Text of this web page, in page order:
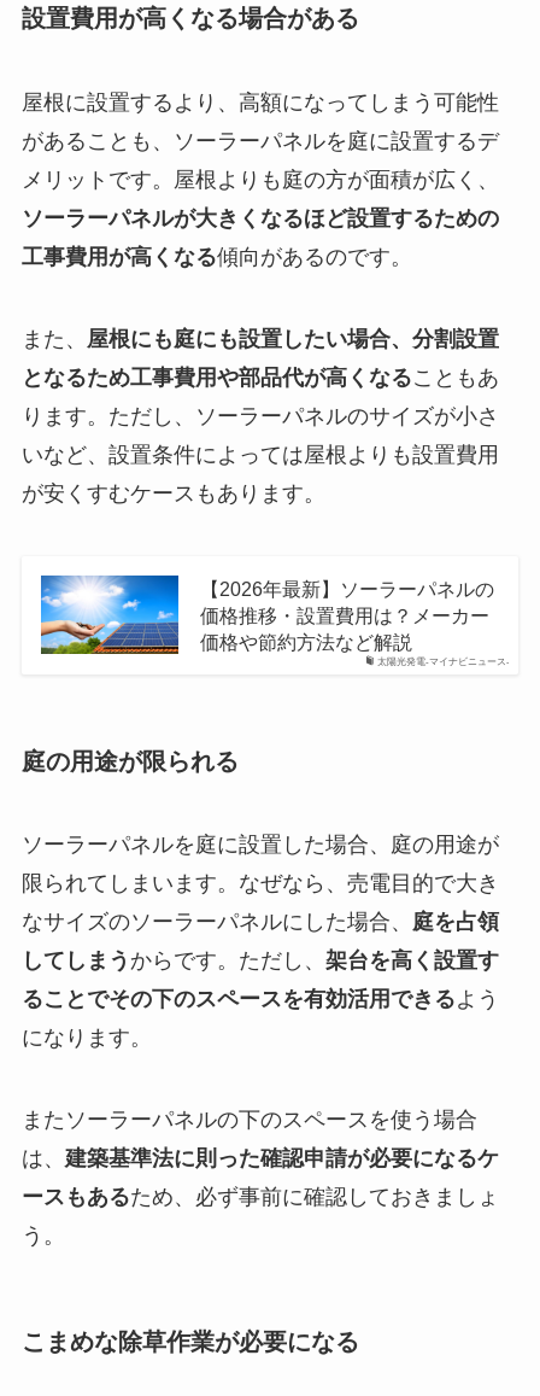
設置費用が高くなる場合がある
屋根に設置するより、高額になってしまう可能性
があることも、ソーラーパネルを庭に設置するデ
メリットです。屋根よりも庭の方が面積が広く、
ソーラーパネルが大きくなるほど設置するための
工事費用が高くなる傾向があるのです。
また、
屋根にも庭にも設置したい場合、分割設置
となるため工事費用や部品代が高くなることもあ
ります。ただし、ソーラーパネルのサイズが小さ
いなど、設置条件によっては屋根よりも設置費用
が安くすむケースもあります。
太陽光発電-マイナビニュース-
【2026年最新】ソーラーパネルの
価格推移・設置費用は？メーカー
価格や節約方法など解説
庭の用途が限られる
ソーラーパネルを庭に設置した場合、庭の用途が
限られてしまいます。なぜなら、売電目的で大き
なサイズのソーラーパネルにした場合、 庭を占領
してしまう からです。ただし、 架台を高く設置す
ることでその下のスペースを有効活用できるよう
になります。
またソーラーパネルの下のスペースを使う場合
は、 建築基準法に則った確認申請が必要になるケ
ースもあるため、必ず事前に確認しておきましょ
う。
こまめな除草作業が必要になる